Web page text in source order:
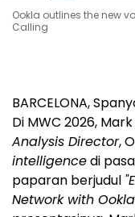
Ookla outlines the new
Calling
BARCELONA,
Di MWC 2026,
Analysis Director,
intelligencedi
paparan berjudul
Network with